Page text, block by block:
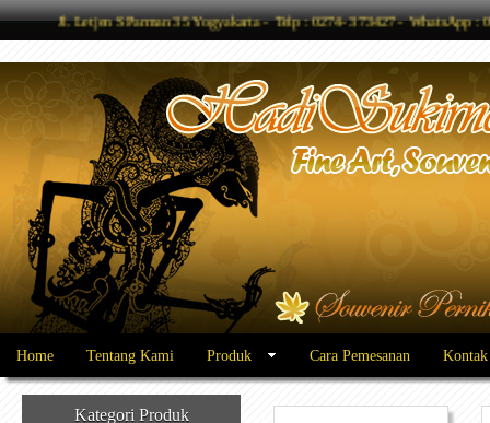
Jl. Letjen S Parman 35 Yogyakarta - Telp : 0274- 373427 - WhatsApp
Home Tentang Kami Produk Cara Pemesanan
Kategori Produk